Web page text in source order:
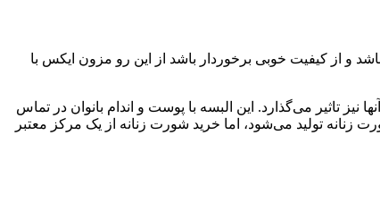
و از کیفیت خوبی برخوردار باشد از این رو مزون ایکس با
نیز تاثیر می‌گذارد. این البسه با پوست و اندام بانوان در تماس
تولید می‌شود، اما خرید شورت زنانه از یک مرکز معتبر